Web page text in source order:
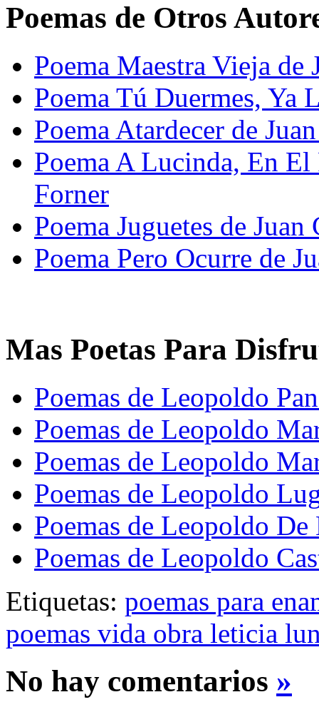
Poemas de Otros
Poema Maestra Vieja de
Poema Tú Duermes, Ya
Poema Atardecer de
Poema A Lucinda, En
Forner
Poema Juguetes de Juan
Poema Pero Ocurre de
Mas Poetas Para
Poemas de Leopoldo
Poemas de Leopoldo
Poemas de Leopoldo
Poemas de Leopoldo
Poemas de Leopoldo De
Poemas de Leopoldo
Etiquetas: poemas para
poemas vida obra leticia
No hay comentarios »